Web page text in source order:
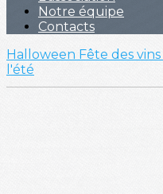
Notre équipe
Contacts
Halloween Fête des vins
l'été